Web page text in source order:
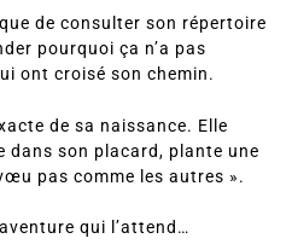
de consulter son répertoire
pourquoi ça n’a pas
ont croisé son chemin.
de sa naissance. Elle
dans son placard, plante une
pas comme les autres ».
qui l’attend…